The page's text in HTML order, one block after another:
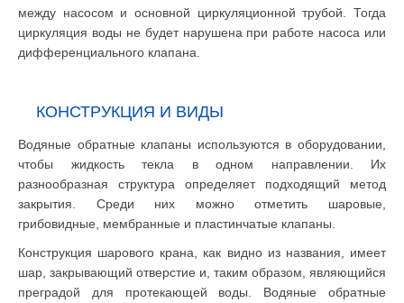
между насосом и основной циркуляционной трубой. Тогда
циркуляция воды не будет нарушена при работе насоса или
дифференциального клапана.
КОНСТРУКЦИЯ И ВИДЫ
Водяные обратные клапаны используются в оборудовании,
чтобы жидкость текла в одном направлении. Их
разнообразная структура определяет подходящий метод
закрытия. Среди них можно отметить шаровые,
грибовидные, мембранные и пластинчатые клапаны.
Конструкция шарового крана, как видно из названия, имеет
шар, закрывающий отверстие и, таким образом, являющийся
преградой для протекающей воды. Водяные обратные